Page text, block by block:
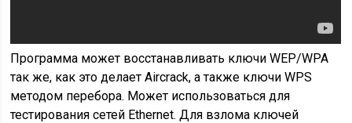
Программа может восстанавливать ключи WEP/WPA
так же, как это делает Aircrack, а также ключи WPS
методом перебора. Может использоваться для
тестирования сетей Ethernet. Для взлома ключей